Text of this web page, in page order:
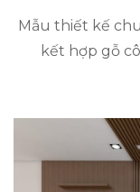
Mẫu thiết kế
kết hợp gỗ